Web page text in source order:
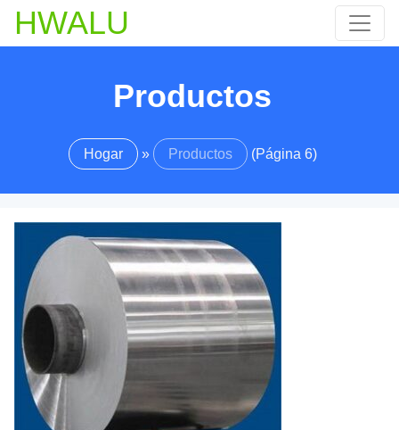
HWALU
Productos
Hogar » Productos (Página 6)